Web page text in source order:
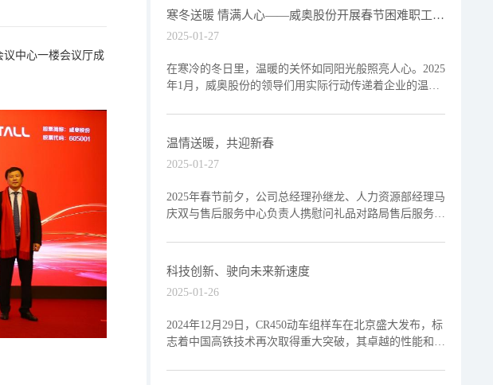
议中心一楼会议厅成
寒冬送暖 情满人心——威奥股份开展春节困难职工慰
问活动
2025-01-27
在寒冷的冬日里，温暖的关怀如同阳光般照亮人心。2025
年1月，威奥股份的领导们用实际行动传递着企业的温暖
温情送暖，共迎新春
2025-01-27
2025年春节前夕，公司总经理孙继龙、人力资源部经理马
庆双与售后服务中心负责人携慰问礼品对路局售后服务一
科技创新、驶向未来新速度
2025-01-26
2024年12月29日，CR450动车组样车在北京盛大发布，标
志着中国高铁技术再次取得重大突破，其卓越的性能和前